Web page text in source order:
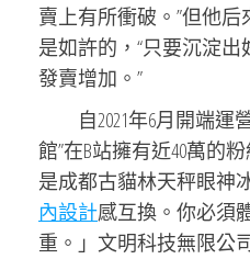
賣上有所衝破。”但他
是如許的，“只要沉淀
發賣增加。”
自2021年6月開端
館”在B站擁有近40萬的
是成都古貓林天秤眼神
內設計感互換。你必須
重。」文明科技無限公